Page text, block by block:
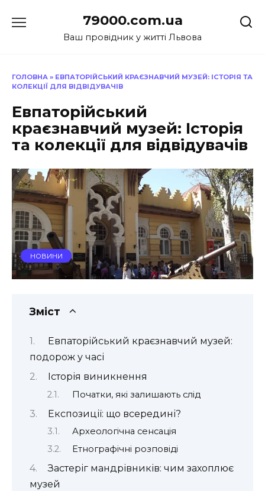
до
79000.com.ua
Ваш провідник у житті Львова
ГОЛОВНА » ЕВПАТОРІЙСЬКИЙ КРАЄЗНАВЧИЙ МУЗЕЙ: ІСТОРІЯ ТА
КОЛЕКЦІЇ ДЛЯ ВІДВІДУВАЧІВ
Евпаторійський
краєзнавчий музей: Історія
та колекції для відвідувачів
НОВИНИ
Зміст
Евпаторійський краєзнавчий музей:
подорож у часі
Історія виникнення
Початки, які залишають слід
Експозиції: що всередині?
Археологічна сенсація
Етнографічні розповіді
Застеріг мандрівників: чим захоплює
музей